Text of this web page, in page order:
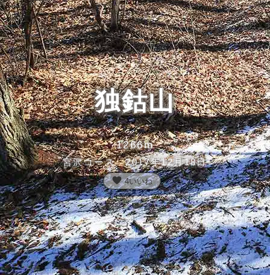
独鈷山
1266m
宮沢コース 2017年12月18日
favorite 4いいね